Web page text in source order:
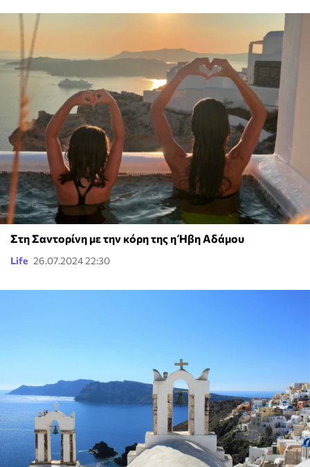
Στη Σαντορίνη με την κόρη της η Ήβη Αδάμου
Life 26.07.2024 22:30